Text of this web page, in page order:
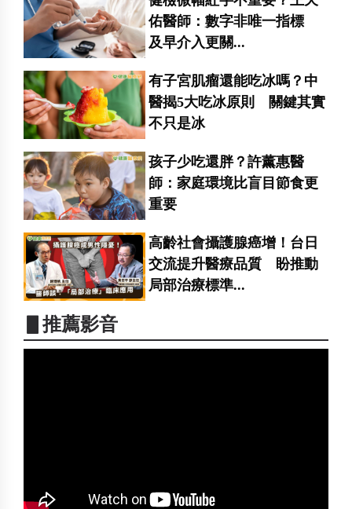
佑醫師：數字非唯一指標
及早介入更關...
有子宮肌瘤還能吃冰嗎？中
醫揭5大吃冰原則 關鍵其實
不只是冰
孩子少吃還胖？許薰惠醫
師：家庭環境比盲目節食更
重要
高齡社會攝護腺癌增！台日
交流提升醫療品質 盼推動
局部治療標準...
▋推薦影音